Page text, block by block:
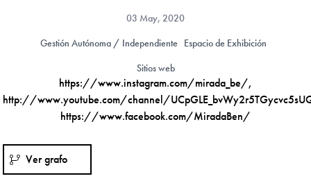
03 May, 2020
Gestión Autónoma / Independiente Espacio de Exhibición
Sitios web
https://www.instagram.com/mirada_be/,
http://www.youtube.com/channel/
https://www.facebook.com/MiradaBen/
Ver grafo